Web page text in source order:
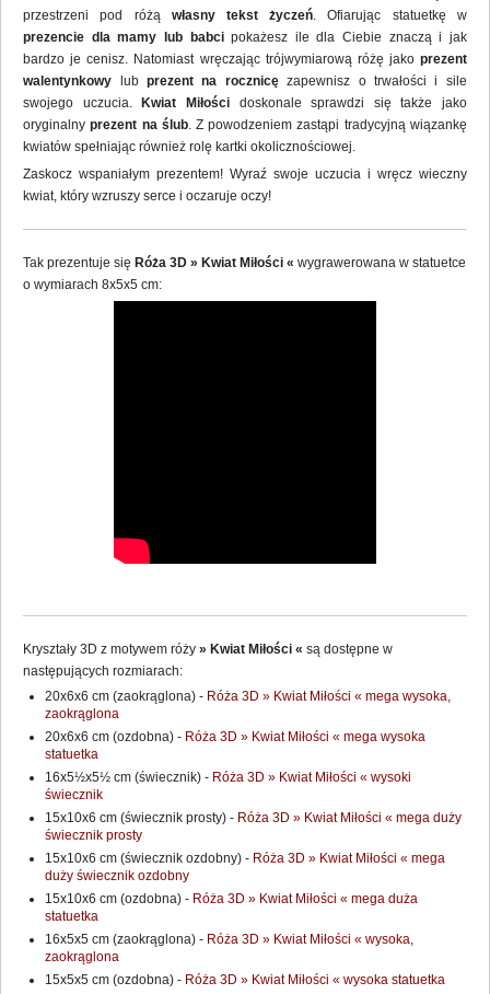
przestrzeni pod różą własny tekst życzeń. Ofiarując statuetkę w
prezencie dla mamy lub babcipokażesz ile dla Ciebie znaczą i jak
bardzo je cenisz. Natomiast wręczając trójwymiarową różę jako prezent
walentynkowy lub prezent na rocznicęzapewnisz o trwałości i sile
swojego uczucia.
Kwiat Miłościdoskonale sprawdzi się także jako
oryginalnyprezent na ślub. Z powodzeniem zastąpi tradycyjną wiązankę
kwiatów spełniając również rolę kartki okolicznościowej.
Zaskocz wspaniałym prezentem! Wyraź swoje uczucia i wręcz wieczny
kwiat, który wzruszy serce i oczaruje oczy!
Tak prezentuje się Róża 3D » Kwiat Miłości « wygrawerowana w statuetce
o wymiarach 8x5x5 cm:
Kryształy 3D z motywem róży» Kwiat Miłości « są dostępne w
następujących rozmiarach:
20x6x6 cm (zaokrąglona) - Róża 3D » Kwiat Miłości « mega wysoka,
zaokrąglona
20x6x6 cm (ozdobna) - Róża 3D » Kwiat Miłości « mega wysoka
statuetka
16x5½x5½ cm (świecznik) - Róża 3D » Kwiat Miłości « wysoki
świecznik
15x10x6 cm (świecznik prosty) - Róża 3D » Kwiat Miłości « mega duży
świecznik prosty
15x10x6 cm (świecznik ozdobny) - Róża 3D » Kwiat Miłości « mega
duży świecznik ozdobny
15x10x6 cm (ozdobna) - Róża 3D » Kwiat Miłości « mega duża
statuetka
16x5x5 cm (zaokrąglona) - Róża 3D » Kwiat Miłości « wysoka,
zaokrąglona
15x5x5 cm (ozdobna) - Róża 3D » Kwiat Miłości « wysoka statuetka